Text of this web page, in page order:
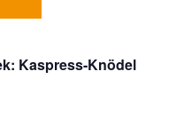
Kaspress-Knödel